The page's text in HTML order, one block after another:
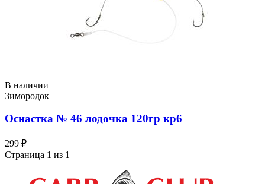
В наличии
Зимородок
Оснастка № 46 лодочка 120гр кр6
299 ₽
Страница 1 из 1